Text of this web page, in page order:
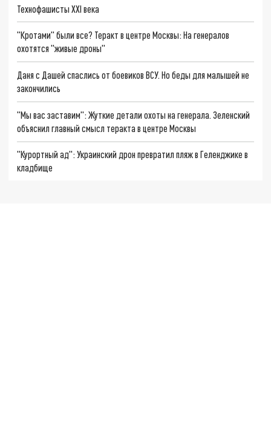
Технофашисты XXI века
"Кротами" были все? Теракт в центре Москвы: На генералов
охотятся "живые дроны"
Даня с Дашей спаслись от боевиков ВСУ. Но беды для малышей не
закончились
"Мы вас заставим": Жуткие детали охоты на генерала. Зеленский
объяснил главный смысл теракта в центре Москвы
"Курортный ад": Украинский дрон превратил пляж в Геленджике в
кладбище